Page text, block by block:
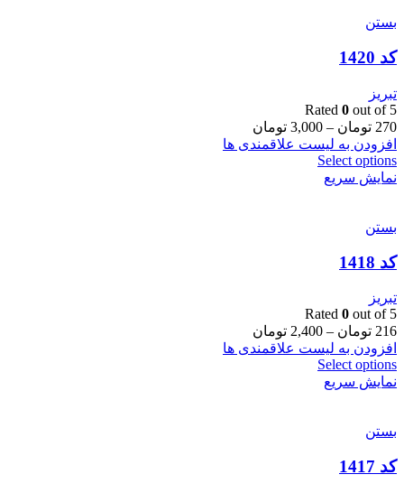
بستن
کد 1420
تبریز
Rated 0 out of 5
270 تومان –
3,000 تومان
افزودن به لیست علاقمندی ها
Select options
نمایش سریع
بستن
کد 1418
تبریز
Rated 0 out of 5
216 تومان –
2,400 تومان
افزودن به لیست علاقمندی ها
Select options
نمایش سریع
بستن
کد 1417